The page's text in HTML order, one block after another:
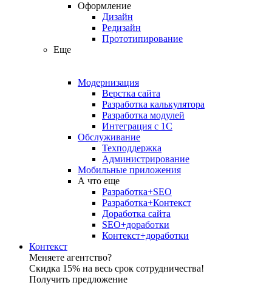
Оформление
Дизайн
Редизайн
Прототипирование
Еще
Модернизация
Верстка сайта
Разработка калькулятора
Разработка модулей
Интеграция с 1С
Обслуживание
Техподдержка
Администрирование
Мобильные приложения
А что еще
Разработка+SEO
Разработка+Контекст
Доработка сайта
SEO+доработки
Контекст+доработки
Контекст
Меняете агентство?
Скидка 15% на весь срок сотрудничества!
Получить предложение